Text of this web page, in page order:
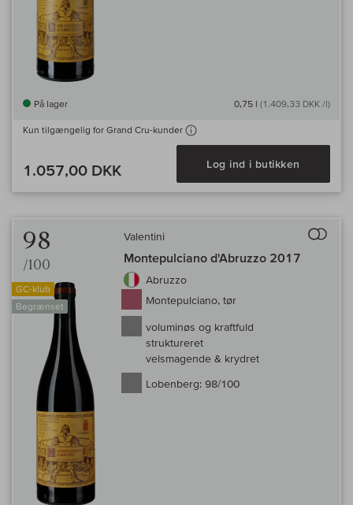
På lager 0,75 l (1.409,33 DKK /l)
Kun tilgængelig for Grand Cru-kunder
1.057,00 DKK Log ind i butikken
98
/100
GC-klub
Begrænset
Valentini
Montepulciano d'Abruzzo 2017
Abruzzo
Montepulciano, tør
voluminøs og kraftfuld
struktureret
velsmagende & krydret
Lobenberg: 98/100